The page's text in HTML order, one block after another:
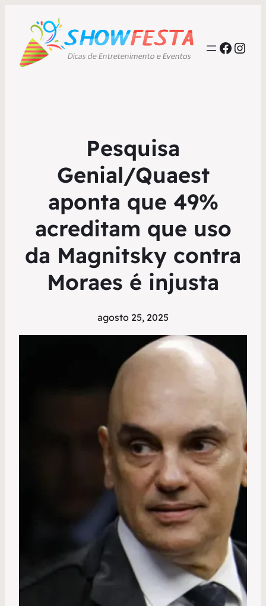
Pesquisa
Genial/Quaest
aponta que 49%
acreditam que uso
da Magnitsky contra
Moraes é injusta
agosto 25, 2025